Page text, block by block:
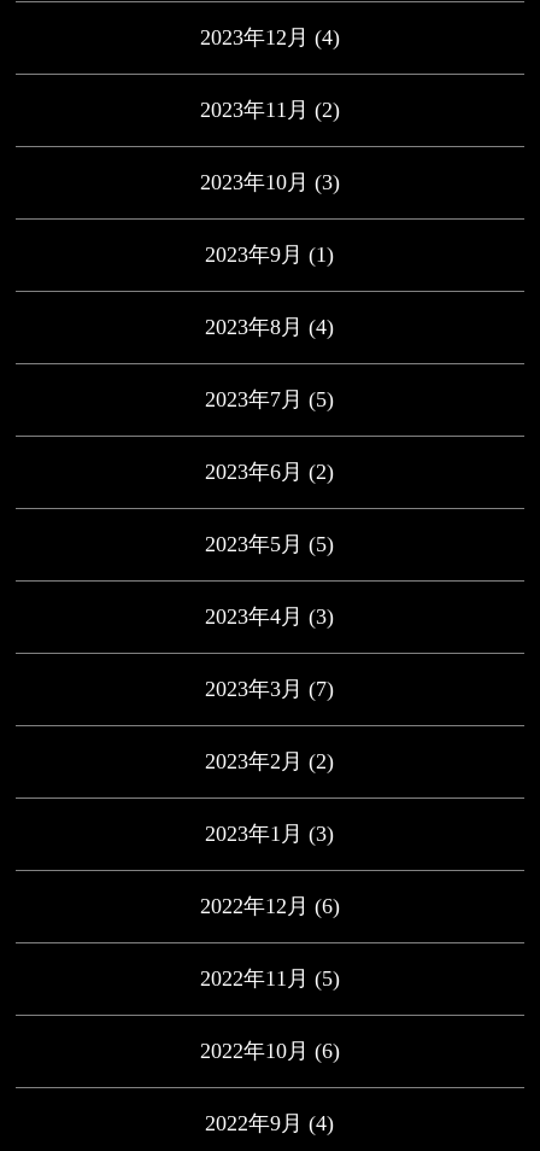
2023年12月 (4)
2023年11月 (2)
2023年10月 (3)
2023年9月 (1)
2023年8月 (4)
2023年7月 (5)
2023年6月 (2)
2023年5月 (5)
2023年4月 (3)
2023年3月 (7)
2023年2月 (2)
2023年1月 (3)
2022年12月 (6)
2022年11月 (5)
2022年10月 (6)
2022年9月 (4)